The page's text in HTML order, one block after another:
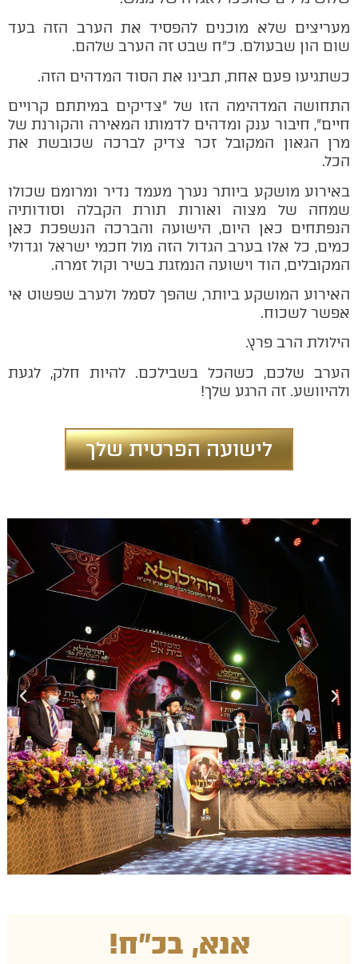
מעריצים שלא מוכנים להפסיד את הערב הזה בעד
שום הון שבעולם. כ"ח שבט זה הערב שלהם.
כשתגיעו פעם אחת, תבינו את הסוד המדהים הזה.
התחושה המדהימה הזו של "צדיקים במיתתם קרויים
חיים", חיבור ענק ומדהים לדמותו המאירה והקורנת של
מרן הגאון המקובל זכר צדיק לברכה שכובשת את
הכל.
באירוע מושקע ביותר נערך מעמד נדיר ומרומם שכולו
שמחה של מצוה ואורות תורת הקבלה וסודותיה
הנפתחים כאן היום, הישועה והברכה הנשפכת כאן
כמים, כל אלו בערב הגדול הזה מול חכמי ישראל וגדולי
המקובלים, הוד וישועה הנמזגת בשיר וקול זמרה.
האירוע המושקע ביותר, שהפך לסמל ולערב שפשוט אי
אפשר לשכוח.
הילולת הרב פרץ.
הערב שלכם, כשהכל בשבילכם. להיות חלק, לגעת
ולהיוושע. זה הרגע שלך!
לישועה הפרטית שלך
אנא, בכ"ח!